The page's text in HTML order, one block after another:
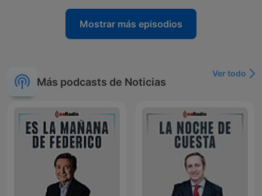
Mostrar más episodios
Más podcasts de Noticias
Ver todo